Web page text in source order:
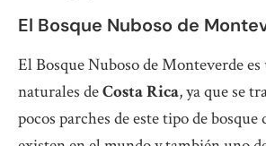
El Bosque Nuboso de
El Bosque Nuboso de Monteverde es
naturales deCosta Rica, ya que se
pocos parches de este tipo de bosque